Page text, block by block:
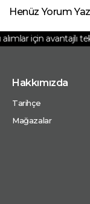
Henüz Yorum
için avantajlı
Hakkımızda
Tarihçe
Mağazalar